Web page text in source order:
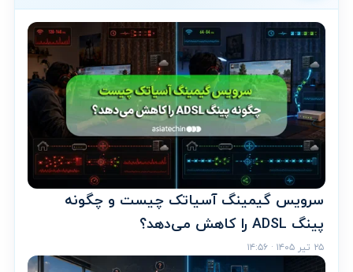
سرویس گیمینگ آسیاتک چیست و چگونه
پینگ ADSL را کاهش می‌دهد؟
۲۵ تیر ۱۴۰۵ · ۱۴:۵۶